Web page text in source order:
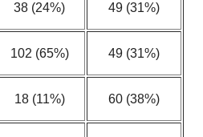
38 (24%) 49 (31%)
102 (65%) 49 (31%)
18 (11%) 60 (38%)